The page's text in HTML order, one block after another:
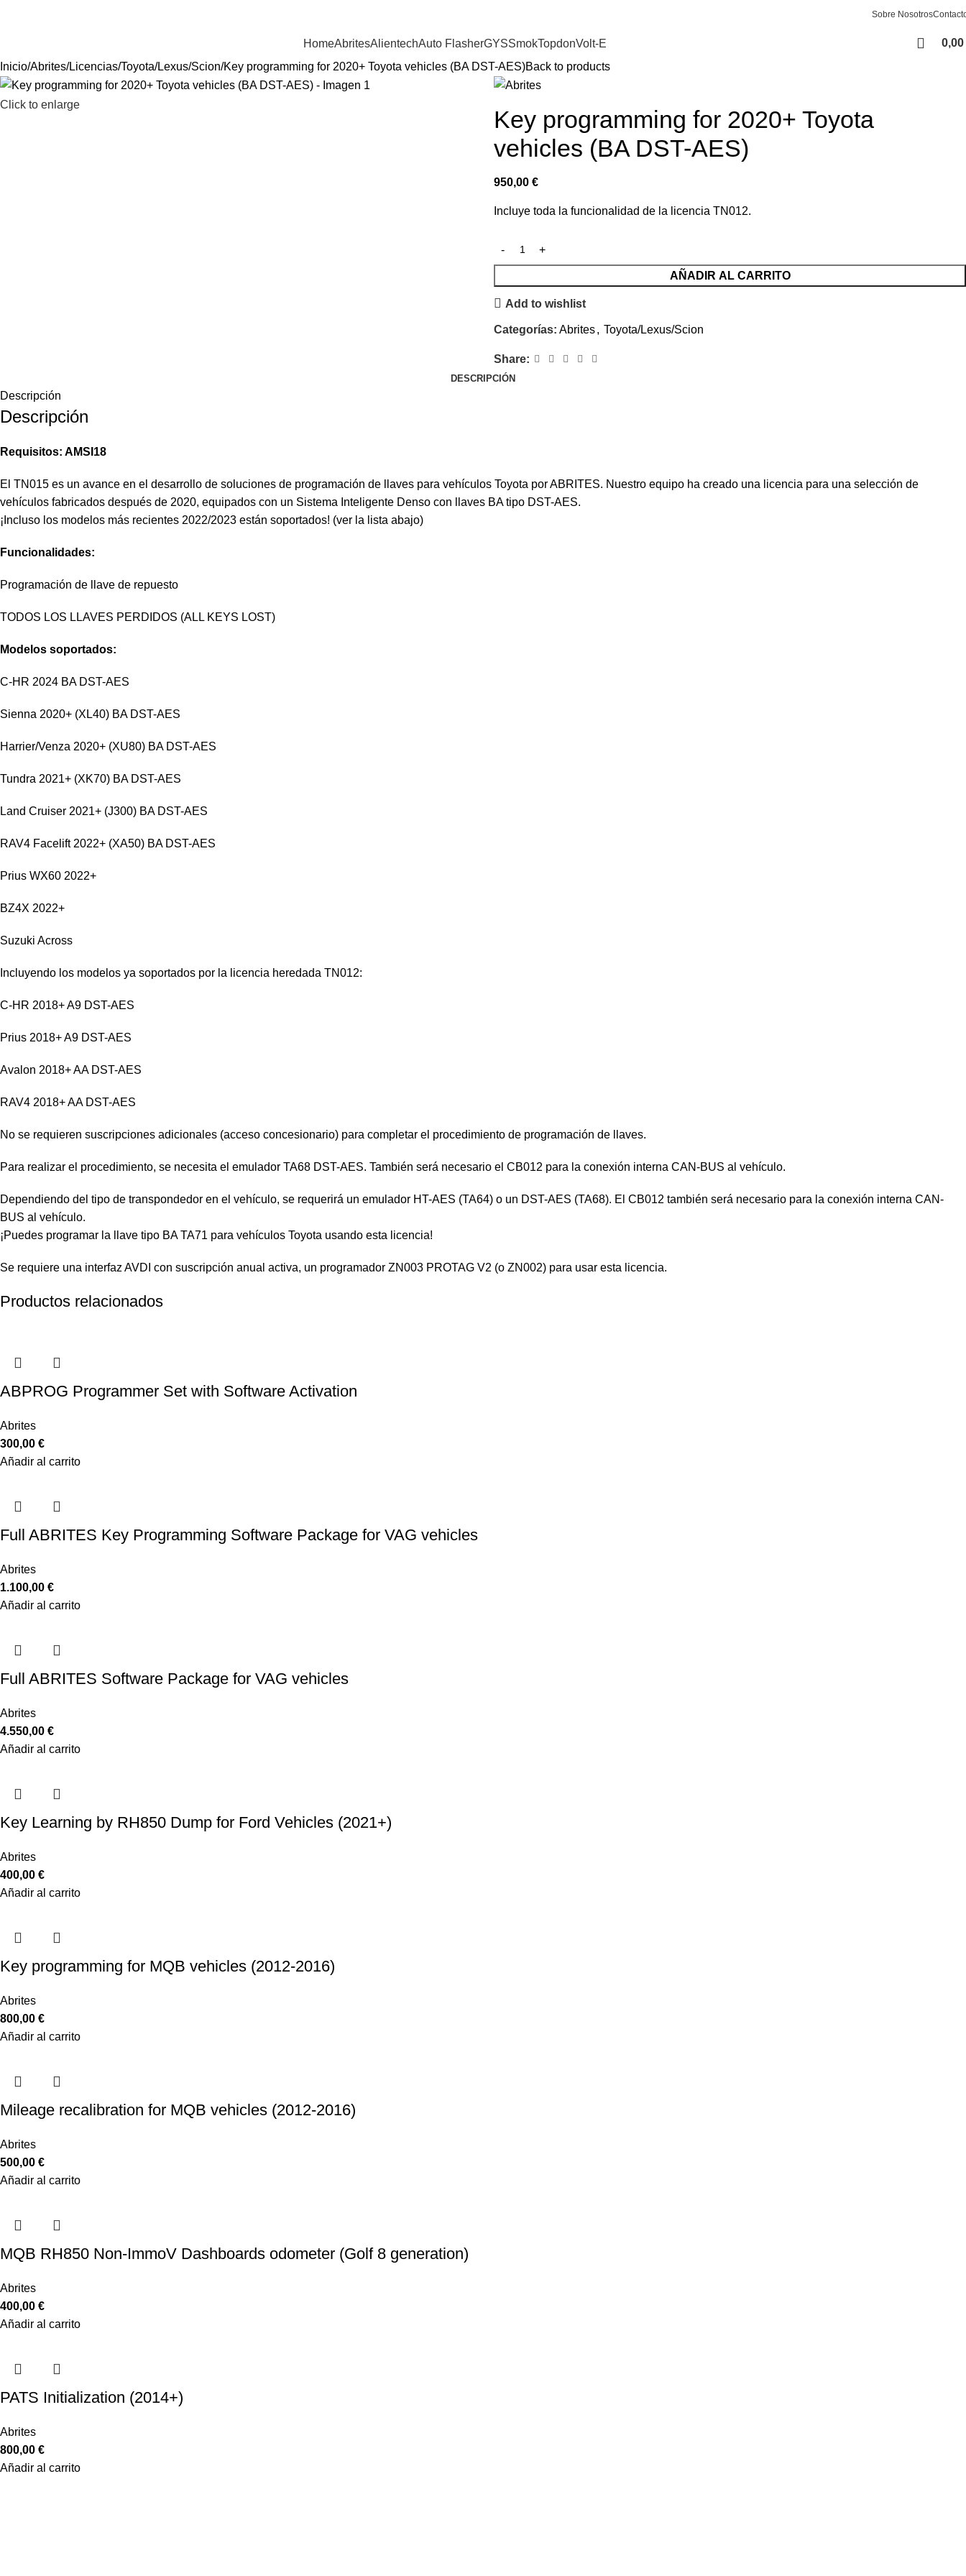
Sobre Nosotros
HomeAbritesAlientechAuto FlasherGYSSmokTopdonVolt-E
0,00
Inicio Abrites Licencias Toyota/Lexus/Scion Key programming for 2020+ Toyota vehicles (BA DST-AES)Back to products
Click to enlarge
Key programming for 2020+ Toyota
vehicles (BA DST-AES)
950,00 €
Incluye toda la funcionalidad de la licencia TN012.
AÑADIR AL CARRITO
Add to wishlist
Categorías: Abrites, Toyota/Lexus/Scion
Share:
DESCRIPCIÓN
Descripción
Descripción
Requisitos: AMSI18
El TN015 es un avance en el desarrollo de soluciones de programación de llaves para vehículos Toyota por ABRITES. Nuestro equipo ha creado una licencia para una selección de
vehículos fabricados después de 2020, equipados con un Sistema Inteligente Denso con llaves BA tipo DST-AES.
¡Incluso los modelos más recientes 2022/2023 están soportados! (ver la lista abajo)
Funcionalidades:
Programación de llave de repuesto
TODOS LOS LLAVES PERDIDOS (ALL KEYS LOST)
Modelos soportados:
C-HR 2024 BA DST-AES
Sienna 2020+ (XL40) BA DST-AES
Harrier/Venza 2020+ (XU80) BA DST-AES
Tundra 2021+ (XK70) BA DST-AES
Land Cruiser 2021+ (J300) BA DST-AES
RAV4 Facelift 2022+ (XA50) BA DST-AES
Prius WX60 2022+
BZ4X 2022+
Suzuki Across
Incluyendo los modelos ya soportados por la licencia heredada TN012:
C-HR 2018+ A9 DST-AES
Prius 2018+ A9 DST-AES
Avalon 2018+ AA DST-AES
RAV4 2018+ AA DST-AES
No se requieren suscripciones adicionales (acceso concesionario) para completar el procedimiento de programación de llaves.
Para realizar el procedimiento, se necesita el emulador TA68 DST-AES. También será necesario el CB012 para la conexión interna CAN-BUS al vehículo.
Dependiendo del tipo de transpondedor en el vehículo, se requerirá un emulador HT-AES (TA64) o un DST-AES (TA68). El CB012 también será necesario para la conexión interna CAN-
BUS al vehículo.
¡Puedes programar la llave tipo BA TA71 para vehículos Toyota usando esta licencia!
Se requiere una interfaz AVDI con suscripción anual activa, un programador ZN003 PROTAG V2 (o ZN002) para usar esta licencia.
Productos relacionados
ABPROG Programmer Set with Software Activation
Abrites
300,00 €
Añadir al carrito
Full ABRITES Key Programming Software Package for VAG vehicles
Abrites
1.100,00 €
Añadir al carrito
Full ABRITES Software Package for VAG vehicles
Abrites
4.550,00 €
Añadir al carrito
Key Learning by RH850 Dump for Ford Vehicles (2021+)
Abrites
400,00 €
Añadir al carrito
Key programming for MQB vehicles (2012-2016)
Abrites
800,00 €
Añadir al carrito
Mileage recalibration for MQB vehicles (2012-2016)
Abrites
500,00 €
Añadir al carrito
MQB RH850 Non-ImmoV Dashboards odometer (Golf 8 generation)
Abrites
400,00 €
Añadir al carrito
PATS Initialization (2014+)
Abrites
800,00 €
Añadir al carrito